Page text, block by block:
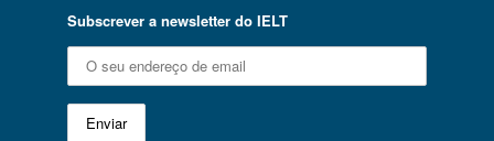
Subscrever a newsletter do IELT